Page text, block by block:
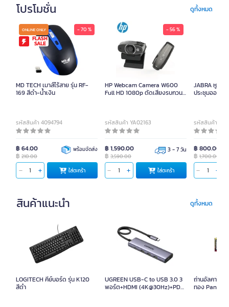
โปรโมชั่น ดูทั้งหมด
ONLINE ONLY
FLASH
SALE
- 70 %
MD TECH เมาส์ไร้สาย รุ่น RF-
169 สีดำ-น้ำเงิน
รหัสสินค้า 4094794
฿ 64.00
฿ 210.00
พร้อมจัดส่ง
ใส่ตะกร้า
- 56 %
HP Webcam Camera W600
Full HD 1080p ตัดเสียงรบกวน
รหัสสินค้า YA02163
฿ 1,590.00
฿ 3,590.00
3 - 7 วัน
ใส่ตะกร้า
JABRA หูฟัง
ประชุมออนไล
รหัสสินค้า
฿ 800.00
฿ 1,700.00
สินค้าแนะนำ ดูทั้งหมด
LOGITECH คีย์บอร์ด รุ่น K120
สีดำ
UGREEN USB-C to USB 3.0 3
พอร์ต+HDMI (4K@30Hz)+PD
ถ่านอัลคาไล
ทอง